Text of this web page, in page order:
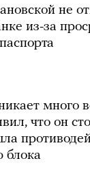
не
из-за
много
что он
блока